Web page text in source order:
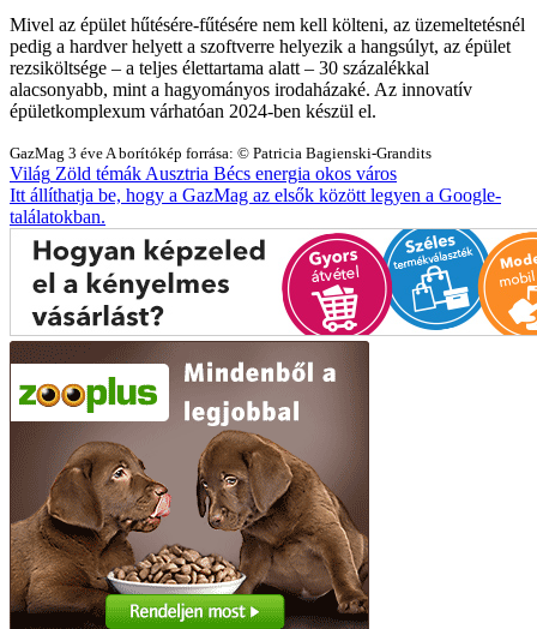
Mivel az épület hűtésére-fűtésére nem kell költeni, az üzemeltetésnél
pedig a hardver helyett a szoftverre helyezik a hangsúlyt, az épület
rezsiköltsége – a teljes élettartama alatt – 30 százalékkal
alacsonyabb, mint a hagyományos irodaházaké. Az innovatív
épületkomplexum várhatóan 2024-ben készül el.
GazMag 3 éve A borítókép forrása: © Patricia Bagienski-Grandits
Világ Zöld témák Ausztria Bécs energia okos város
Itt állíthatja be, hogy a GazMag az elsők között legyen a Google-
találatokban.